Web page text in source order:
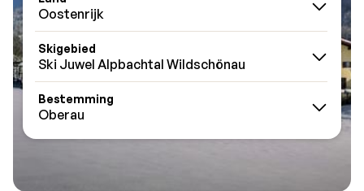
Oostenrijk
Skigebied
Ski Juwel Alpbachtal Wildschönau
Bestemming
Oberau